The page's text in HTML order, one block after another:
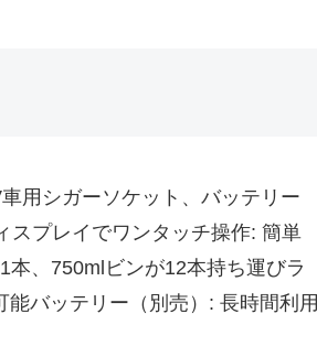
用シガーソケット、バッテリー
スプレイでワンタッチ操作: 簡単
、750mlビンが12本持ち運びラ
バッテリー（別売）: 長時間利用